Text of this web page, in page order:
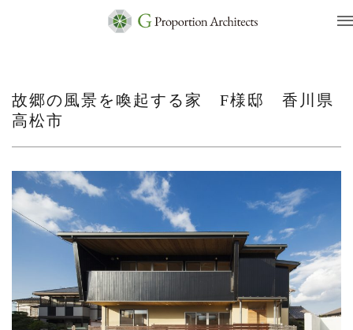
故郷の風景を喚起する家 F様邸 香川県
高松市